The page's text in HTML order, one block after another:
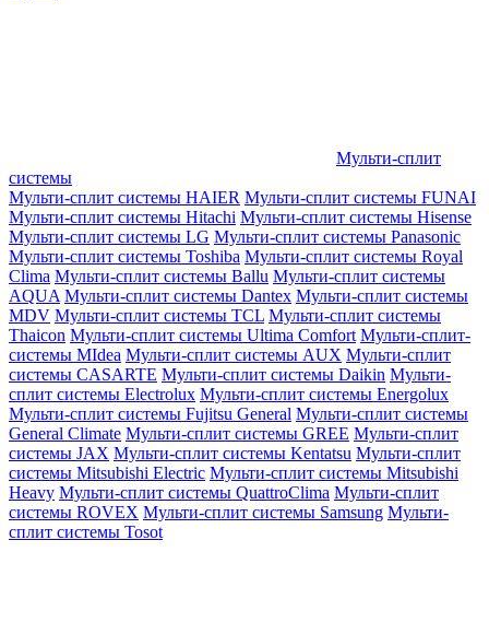
Мульти-сплит
системы
Мульти-сплит системы HAIER Мульти-сплит системы FUNAI
Мульти-сплит системы Hitachi Мульти-сплит системы Hisense
Мульти-сплит системы LG Мульти-сплит системы Panasonic
Мульти-сплит системы Toshiba Мульти-сплит системы Royal
Clima Мульти-сплит системы Ballu Мульти-сплит системы
AQUA Мульти-сплит системы Dantex Мульти-сплит системы
MDV Мульти-сплит системы TCL Мульти-сплит системы
Thaicon Мульти-сплит системы Ultima Comfort Мульти-сплит-
системы MIdea Мульти-сплит системы AUX Мульти-сплит
системы CASARTE Мульти-сплит системы Daikin Мульти-
сплит системы Electrolux Мульти-сплит системы Energolux
Мульти-сплит системы Fujitsu General Мульти-сплит системы
General Climate Мульти-сплит системы GREE Мульти-сплит
системы JAX Мульти-сплит системы Kentatsu Мульти-сплит
системы Mitsubishi Electric Мульти-сплит системы Mitsubishi
Heavy Мульти-сплит системы QuattroClima Мульти-сплит
системы ROVEX Мульти-сплит системы Samsung Мульти-
сплит системы Tosot